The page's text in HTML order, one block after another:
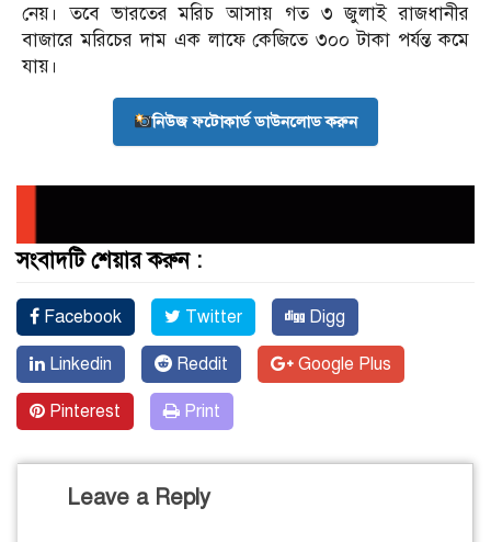
নেয়। তবে ভারতের মরিচ আসায় গত ৩ জুলাই রাজধানীর
বাজারে মরিচের দাম এক লাফে কেজিতে ৩০০ টাকা পর্যন্ত কমে
যায়।
নিউজ ফটোকার্ড ডাউনলোড করুন
সংবাদটি শেয়ার করুন :
Facebook Twitter Digg
Linkedin Reddit Google Plus
Pinterest Print
Leave a Reply